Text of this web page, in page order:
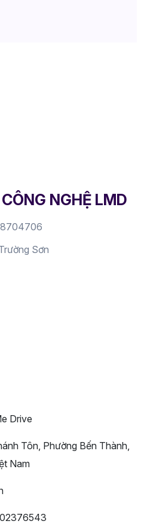
NGHỆ LMD
Sơn
Drive
Tôn, Phường Bến Thành,
Nam